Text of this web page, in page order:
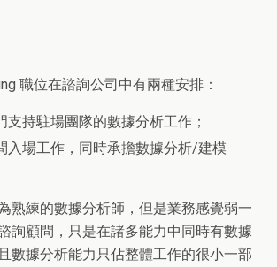
職位在諮詢公司中有兩種安排：
支持駐場團隊的數據分析工作；
入場工作，同時承擔數據分析/建模
熟練的數據分析師，但是業務感覺弱一
詢顧問，只是在諸多能力中同時有數據
數據分析能力只佔整體工作的很小一部